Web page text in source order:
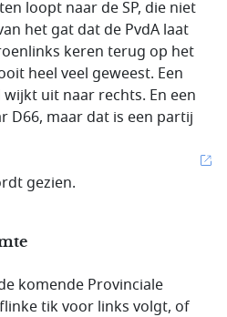
loopt naar de SP, die niet
het gat dat de PvdA laat
keren terug op het
heel veel geweest. Een
uit naar rechts. En een
D66, maar dat is een partij
gezien.
komende Provinciale
tik voor links volgt, of